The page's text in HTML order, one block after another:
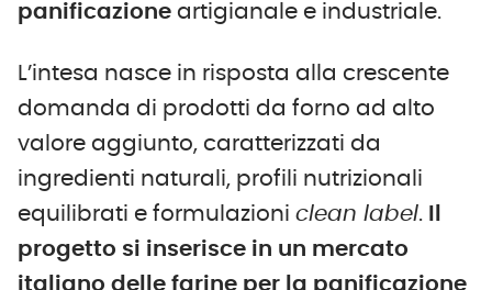
panificazione artigianale e industriale.
L’intesa nasce in risposta alla crescente
domanda di prodotti da forno ad alto
valore aggiunto, caratterizzati da
ingredienti naturali, profili nutrizionali
equilibrati e formulazioni clean label.
progetto si inserisce in un mercato
italiano delle farine per la panificazione